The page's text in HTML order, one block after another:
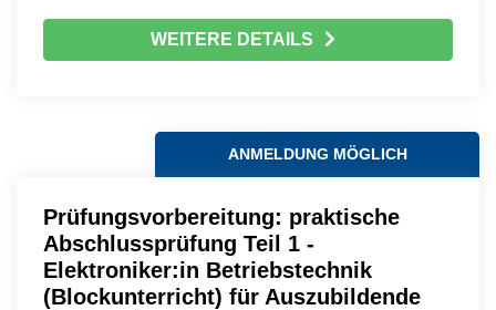
WEITERE DETAILS
ANMELDUNG MÖGLICH
Prüfungsvorbereitung: praktische
Abschlussprüfung Teil 1 -
Elektroniker:in Betriebstechnik
(Blockunterricht) für Auszubildende